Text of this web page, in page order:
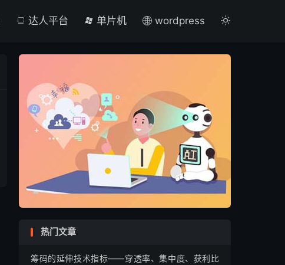
达人平台 单片机 wordpress 
热门文章
筹码的延伸技术指标——穿透率、集中度、获利比